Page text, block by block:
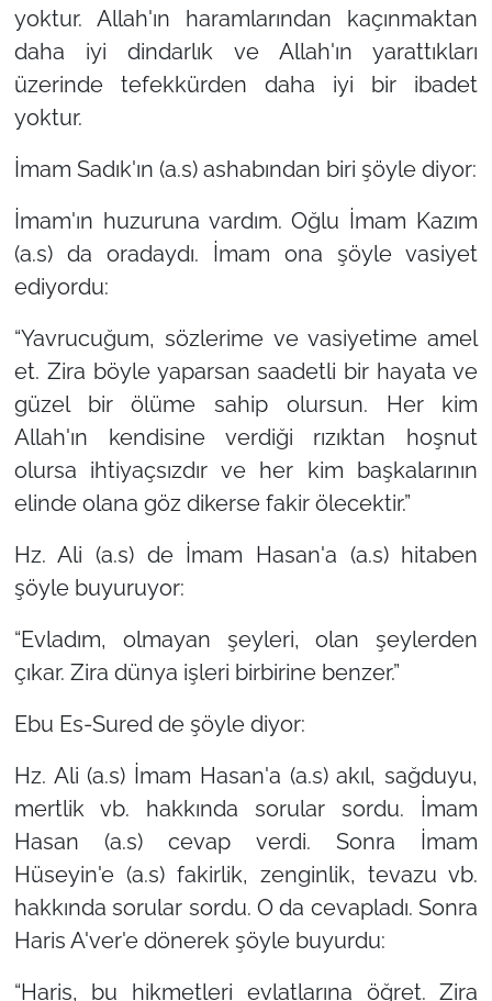
yoktur. Allah'ın haramlarından kaçınmaktan
daha iyi dindarlık ve Allah'ın yarattıkları
üzerinde tefekkürden daha iyi bir ibadet
yoktur.
İmam Sadık'ın (a.s) ashabından biri şöyle diyor:
İmam'ın huzuruna vardım. Oğlu İmam Kazım
(a.s) da oradaydı. İmam ona şöyle vasiyet
ediyordu:
“Yavrucuğum, sözlerime ve vasiyetime amel
et. Zira böyle yaparsan saadetli bir hayata ve
güzel bir ölüme sahip olursun. Her kim
Allah'ın kendisine verdiği rızıktan hoşnut
olursa ihtiyaçsızdır ve her kim başkalarının
elinde olana göz dikerse fakir ölecektir.”
Hz. Ali (a.s) de İmam Hasan'a (a.s) hitaben
şöyle buyuruyor:
“Evladım, olmayan şeyleri, olan şeylerden
çıkar. Zira dünya işleri birbirine benzer.”
Ebu Es-Sured de şöyle diyor:
Hz. Ali (a.s) İmam Hasan'a (a.s) akıl, sağduyu,
mertlik vb. hakkında sorular sordu. İmam
Hasan (a.s) cevap verdi. Sonra İmam
Hüseyin'e (a.s) fakirlik, zenginlik, tevazu vb.
hakkında sorular sordu. O da cevapladı. Sonra
Haris A'ver'e dönerek şöyle buyurdu:
“Haris, bu hikmetleri evlatlarına öğret. Zira